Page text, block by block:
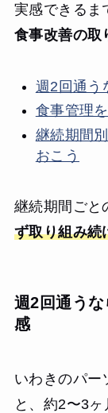
実感できるま
食事改善の取
週2回通う
食事管理
継続期間
おこう
継続期間ごと
ず取り組み続
週2回通う
感
いわきのパー
と、約2〜3ヶ